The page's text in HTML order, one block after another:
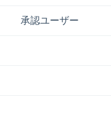
承認ユーザー